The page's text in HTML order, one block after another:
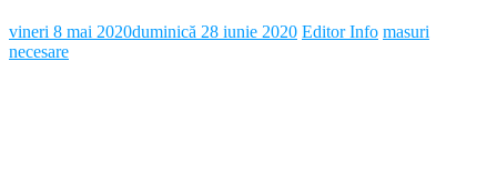
vineri 8 mai 2020duminică 28 iunie 2020 Editor Info masuri
necesare